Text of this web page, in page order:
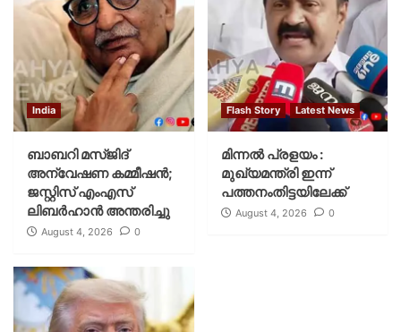
India
ബാബറി മസ്ജിദ്
അന്വേഷണ കമ്മീഷന്‍;
ജസ്റ്റിസ് എംഎസ്
ലിബര്‍ഹാന്‍ അന്തരിച്ചു
August 4, 2026 0
Flash Story Latest News
മിന്നല്‍ പ്രളയം :
മുഖ്യമന്ത്രി ഇന്ന്
പത്തനംതിട്ടയിലേക്ക്
August 4, 2026 0